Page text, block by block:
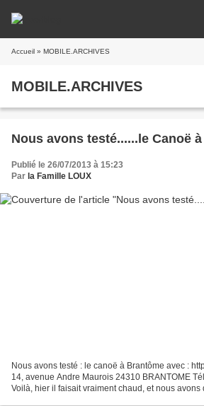
Accueil » MOBILE.ARCHIVES
MOBILE.ARCHIVES
Nous avons testé......le Canoë
Publié le 26/07/2013 à 15:23
Par la Famille LOUX
Nous avons testé : le canoë à Brantôme avec :
14, avenue Andre Maurois 24310 BRANTOME
Voilà, hier il faisait vraiment chaud, et nous